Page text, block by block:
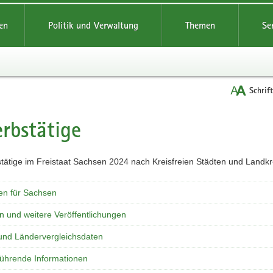
Politik und Verwaltung Themen
für Sachsen
und weitere Veröffentlichungen
Ländervergleichsdaten
Informationen